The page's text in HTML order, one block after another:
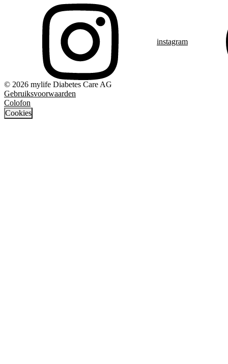
instagram
© 2026 mylife Diabetes Care AG
Gebruiksvoorwaarden
Colofon
Cookies